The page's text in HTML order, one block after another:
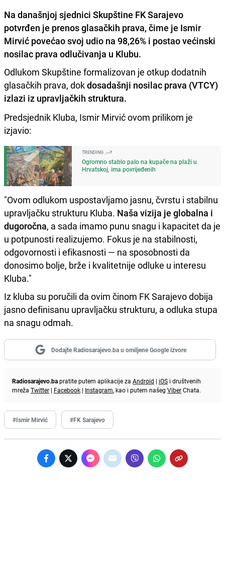
Na današnjoj sjednici Skupštine FK Sarajevo
potvrđen je prenos glasačkih prava, čime je Ismir
Mirvić povećao svoj udio na 98,26% i postao većinski
nosilac prava odlučivanja u Klubu.
Odlukom Skupštine formalizovan je otkup dodatnih
glasačkih prava, dokdosadašnji nosilac prava (VTCY)
izlazi iz upravljačkih struktura.
Predsjednik Kluba, Ismir Mirvić ovom prilikom je
izjavio:
TRENDING
Ogromno stablo palo na kupače na plaži u
Hrvatskoj, ima povrijeđenih
"Ovom odlukom uspostavljamo jasnu, čvrstu i stabilnu
upravljačku strukturu Kluba. Naša vizija je globalna i
dugoročna, a sada imamo punu snagu i kapacitet da je
u potpunosti realizujemo. Fokus je na stabilnosti,
odgovornosti i efikasnosti — na sposobnosti da
donosimo bolje, brže i kvalitetnije odluke u interesu
Kluba."
Iz kluba su poručili da ovim činom FK Sarajevo dobija
jasno definisanu upravljačku strukturu, a odluka stupa
na snagu odmah.
Dodajte Radiosarajevo.ba u omiljene Google izvore
Radiosarajevo.bapratite putem aplikacije za Android | iOS i društvenih
mreža Twitter | Facebook | Instagram, kao i putem našeg ViberChata.
#Ismir Mirvić #FK Sarajevo